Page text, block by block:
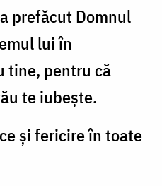
prefăcut Domnul
lui în
tine, pentru că
te iubeşte.
şi fericire în toate